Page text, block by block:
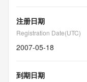
注册日期
Registration Date(UTC)
2007-05-18
到期日期